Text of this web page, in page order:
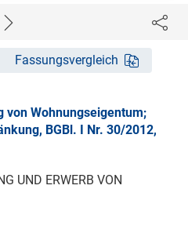
Fassungsvergleich
von Wohnungseigentum;
BGBl. I Nr. 30/2012,
UND ERWERB VON